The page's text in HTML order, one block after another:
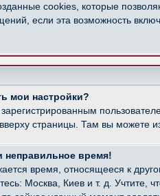
cookies, которые
если эта возможность
мои настройки?
страницы. Там вы можете
неправильное время!
время, относящееся к
Москва, Киев и т. д. Учтите,